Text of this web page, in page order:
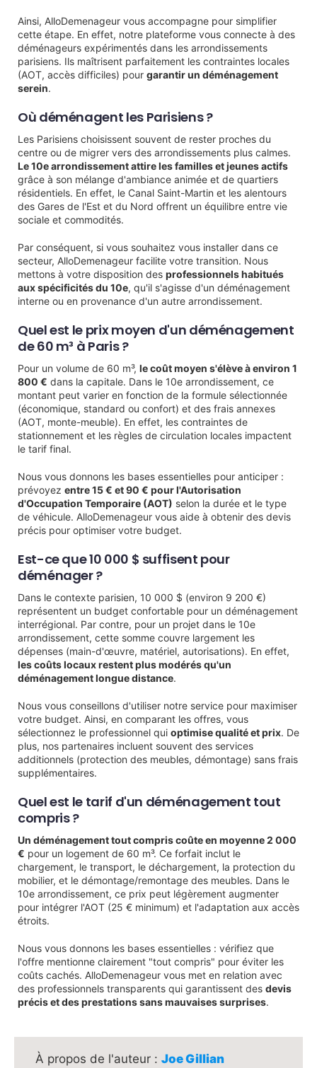
Ainsi, AlloDemenageur vous accompagne pour simplifier
cette étape. En effet, notre plateforme vous connecte à des
déménageurs expérimentés dans les arrondissements
parisiens. Ils maîtrisent parfaitement les contraintes locales
(AOT, accès difficiles) pour garantir un déménagement
serein.
Où déménagent les Parisiens ?
Les Parisiens choisissent souvent de rester proches du
centre ou de migrer vers des arrondissements plus calmes.
Le 10e arrondissement attire les familles et jeunes actifs
grâce à son mélange d'ambiance animée et de quartiers
résidentiels. En effet, le Canal Saint-Martin et les alentours
des Gares de l'Est et du Nord offrent un équilibre entre vie
sociale et commodités.
Par conséquent, si vous souhaitez vous installer dans ce
secteur, AlloDemenageur facilite votre transition. Nous
mettons à votre disposition des professionnels habitués
aux spécificités du 10e, qu'il s'agisse d'un déménagement
interne ou en provenance d'un autre arrondissement.
Quel est le prix moyen d'un déménagement
de 60 m³ à Paris ?
Pour un volume de 60 m³, le coût moyen s'élève à environ 1
800 € dans la capitale. Dans le 10e arrondissement, ce
montant peut varier en fonction de la formule sélectionnée
(économique, standard ou confort) et des frais annexes
(AOT, monte-meuble). En effet, les contraintes de
stationnement et les règles de circulation locales impactent
le tarif final.
Nous vous donnons les bases essentielles pour anticiper :
prévoyez entre 15 € et 90 € pour l'Autorisation
d'Occupation Temporaire (AOT) selon la durée et le type
de véhicule. AlloDemenageur vous aide à obtenir des devis
précis pour optimiser votre budget.
Est-ce que 10 000 $ suffisent pour
déménager ?
Dans le contexte parisien, 10 000 $ (environ 9 200 €)
représentent un budget confortable pour un déménagement
interrégional. Par contre, pour un projet dans le 10e
arrondissement, cette somme couvre largement les
dépenses (main-d'œuvre, matériel, autorisations). En effet,
les coûts locaux restent plus modérés qu'un
déménagement longue distance.
Nous vous conseillons d'utiliser notre service pour maximiser
votre budget. Ainsi, en comparant les offres, vous
sélectionnez le professionnel qui optimise qualité et prix. De
plus, nos partenaires incluent souvent des services
additionnels (protection des meubles, démontage) sans frais
supplémentaires.
Quel est le tarif d'un déménagement tout
compris ?
Un déménagement tout compris coûte en moyenne 2 000
€ pour un logement de 60 m³. Ce forfait inclut le
chargement, le transport, le déchargement, la protection du
mobilier, et le démontage/remontage des meubles. Dans le
10e arrondissement, ce prix peut légèrement augmenter
pour intégrer l'AOT (25 € minimum) et l'adaptation aux accès
étroits.
Nous vous donnons les bases essentielles : vérifiez que
l'offre mentionne clairement "tout compris" pour éviter les
coûts cachés. AlloDemenageur vous met en relation avec
des professionnels transparents qui garantissent des devis
précis et des prestations sans mauvaises surprises.
Joe Gillian